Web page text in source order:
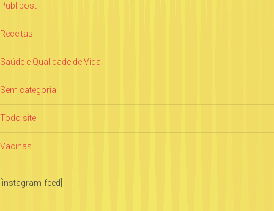
Publipost
Receitas
Saúde e Qualidade de Vida
Sem categoria
Todo site
Vacinas
[instagram-feed]